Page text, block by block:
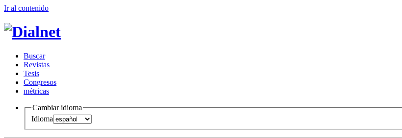
Ir al contenido
Buscar
Revistas
Tesis
Congresos
métricas
Cambiar idioma
Idioma